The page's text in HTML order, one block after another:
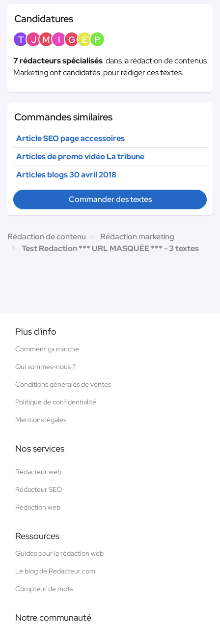
Candidatures
T J M I G E P
7 rédacteurs spécialisés dans la rédaction de contenus
Marketing ont candidatés pour rédiger ces textes.
Commandes similaires
Article SEO page accessoires
Articles de promo vidéo La tribune
Articles blogs 30 avril 2018
Commander des textes
Rédaction de contenu
Rédaction marketing
Test Redaction *** URL MASQUÉE *** - 3 textes
Plus d'info
Comment ça marche
Qui sommes-nous ?
Conditions générales de ventes
Politique de confidentialité
Mentions légales
Nos services
Rédacteur web
Rédacteur SEO
Rédaction web
Ressources
Guides pour la rédaction web
Le blog de Redacteur.com
Compteur de mots
Notre communauté